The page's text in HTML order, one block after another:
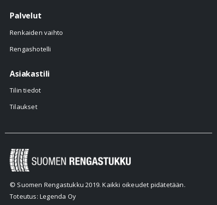
Palvelut
Renkaiden vaihto
Rengashotelli
Asiakastili
Tilin tiedot
Tilaukset
© Suomen Rengastukku 2019. Kaikki oikeudet pidätetään.
Toteutus: Legenda Oy